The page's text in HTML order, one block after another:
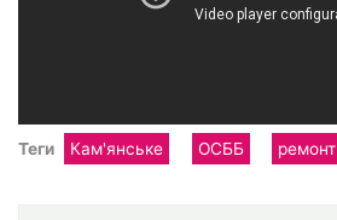
Теги Кам'янське ОСББ ремонт